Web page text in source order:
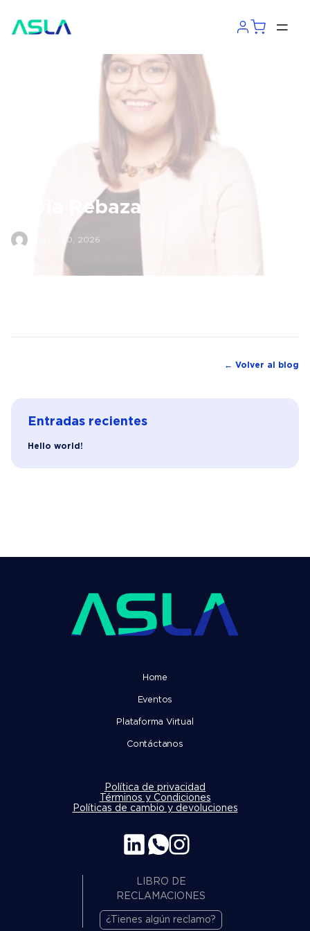
Silvia Rebaza
marzo 20, 2026
← Volver al blog
Entradas recientes
Hello world!
Home
Eventos
Plataforma Virtual
Contáctanos
Política de privacidad
Términos y Condiciones
Políticas de cambio y devoluciones
LIBRO DE
RECLAMACIONES
¿Tienes algún reclamo?